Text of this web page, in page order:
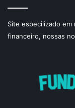
Site especilizado
financeiro, nossas